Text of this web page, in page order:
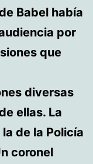
Babel había
por
que
diversas
ellas. La
de la Policía
coronel